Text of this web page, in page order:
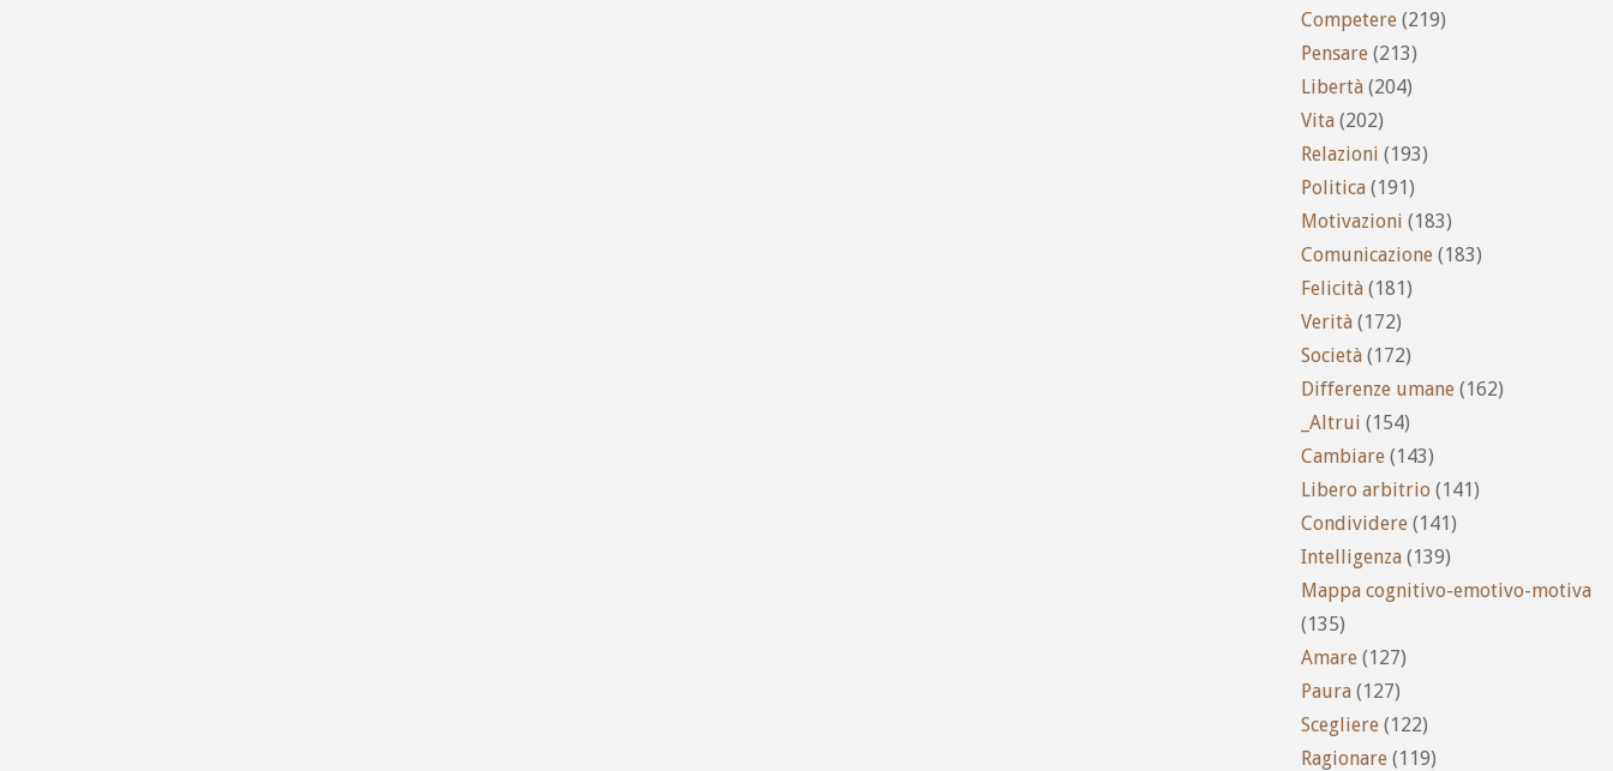
Competere (219)
Pensare (213)
Libertà (204)
Vita (202)
Relazioni (193)
Politica (191)
Motivazioni (183)
Comunicazione (183)
Felicità (181)
Verità (172)
Società (172)
Differenze umane (162)
_Altrui (154)
Cambiare (143)
Libero arbitrio (141)
Condividere (141)
Intelligenza (139)
Mappa cognitivo-emotivo-motiva
(135)
Amare (127)
Paura (127)
Scegliere (122)
Ragionare (119)